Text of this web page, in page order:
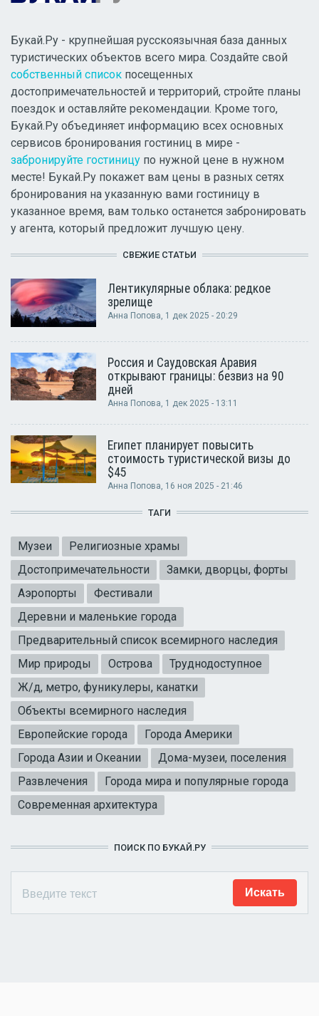
Букай.Ру - крупнейшая русскоязычная база данных
туристических объектов всего мира. Создайте свой
собственный список посещенных
достопримечательностей и территорий, стройте планы
поездок и оставляйте рекомендации. Кроме того,
Букай.Ру объединяет информацию всех основных
сервисов бронирования гостиниц в мире -
забронируйте гостиницу по нужной цене в нужном
месте! Букай.Ру покажет вам цены в разных сетях
бронирования на указанную вами гостиницу в
указанное время, вам только останется забронировать
у агента, который предложит лучшую цену.
СВЕЖИЕ СТАТЬИ
Лентикулярные облака: редкое
зрелище
Анна Попова, 1 дек 2025 - 20:29
Россия и Саудовская Аравия
открывают границы: безвиз на 90
дней
Анна Попова, 1 дек 2025 - 13:11
Египет планирует повысить
стоимость туристической визы до
$45
Анна Попова, 16 ноя 2025 - 21:46
ТАГИ
Музеи
Религиозные храмы
Достопримечательности
Замки, дворцы, форты
Аэропорты
Фестивали
Деревни и маленькие города
Предварительный список всемирного наследия
Мир природы
Острова
Труднодоступное
Ж/д, метро, фуникулеры, канатки
Объекты всемирного наследия
Европейские города
Города Америки
Города Азии и Океании
Дома-музеи, поселения
Развлечения
Города мира и популярные города
Современная архитектура
ПОИСК ПО БУКАЙ.РУ